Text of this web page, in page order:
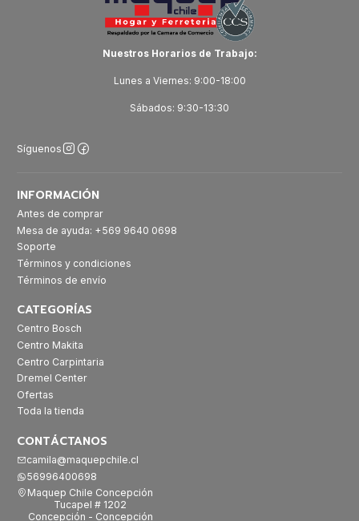
Nuestros Horarios de Trabajo:
Lunes a Viernes: 9:00-18:00
Sábados: 9:30-13:30
Síguenos
INFORMACIÓN
Antes de comprar
Mesa de ayuda: +569 9640 0698
Soporte
Términos y condiciones
Términos de envío
CATEGORÍAS
Centro Bosch
Centro Makita
Centro Carpintaria
Dremel Center
Ofertas
Toda la tienda
CONTÁCTANOS
camila@maquepchile.cl
56996400698
Maquep Chile Concepción
Tucapel # 1202
Concepción - Concepción